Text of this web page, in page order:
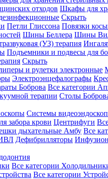
отходов Шкафы для
Скрыть
Петли Глиссона Повязки
Шины Беллера Шины
(УЗ) терапия
Подъемники и подвесы для
Скрыть
и рулетки электронные
Электроэнцефалографы
Боброва Все категории
терапии Столы
Системы
забора крови Центрифуги
дыхательные Амбу Все
Дефибрилляторы
Все категории
Все категории